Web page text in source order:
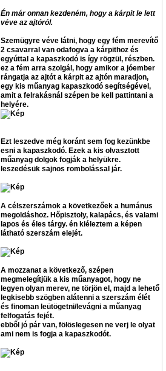
Én már onnan kezdeném, hogy a kárpit le lett
véve az ajtóról.
Szemügyre véve látni, hogy egy fém merevítő
2 csavarral van odafogva a kárpithoz és
egyúttal a kapaszkodó is így rögzül, részben.
ez a fém arra szolgál, hogy amikor a jóember
rángatja az ajtót a kárpit az ajtón maradjon,
egy kis műanyag kapaszkodó segítségével,
amit a felrakásnál szépen be kell pattintani a
helyére.
Ezt leszedve még koránt sem fog kezünkbe
esni a kapaszkodó. Ezek a kis olvasztott
műanyag dolgok fogják a helyükre.
leszedésük sajnos rombolással jár.
A célszerszámok a következőek a humánus
megoldáshoz. Hőpisztoly, kalapács, és valami
lapos és éles tárgy. én kiéleztem a képen
látható szerszám elejét.
A mozzanat a következő, szépen
megmelegítjük a kis műanyagot, hogy ne
legyen olyan merev, ne törjön el, majd a lehető
legkisebb szögben alátenni a szerszám élét
és finoman leütögetni/levágni a műanyag
felfogatás fejét.
ebből jó pár van, fölöslegesen ne verj le olyat
ami nem is fogja a kapaszkodót.